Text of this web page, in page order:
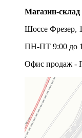
Магазин-
Шоссе Фрезер,
ПН-ПТ 9:00 до
Офис продаж -